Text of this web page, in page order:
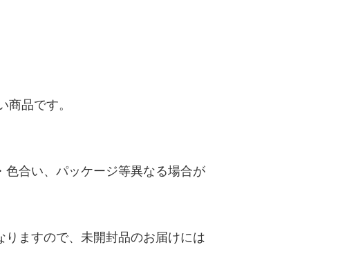
品です。
合い、パッケージ等異なる場合が
ますので、未開封品のお届けには